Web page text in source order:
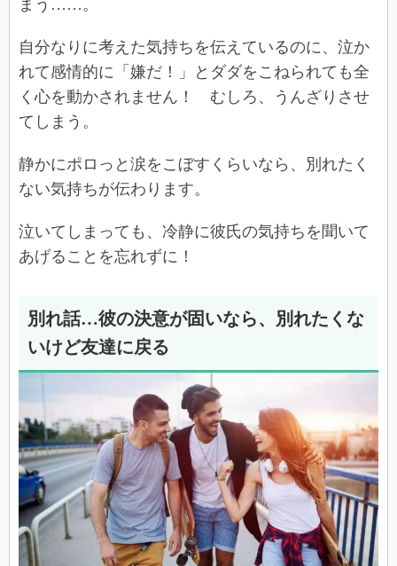
まう……。
自分なりに考えた気持ちを伝えているのに、泣か
れて感情的に「嫌だ！」とダダをこねられても全
く心を動かされません！ むしろ、うんざりさせ
てしまう。
静かにポロっと涙をこぼすくらいなら、別れたく
ない気持ちが伝わります。
泣いてしまっても、冷静に彼氏の気持ちを聞いて
あげることを忘れずに！
別れ話…彼の決意が固いなら、別れたくな
いけど友達に戻る